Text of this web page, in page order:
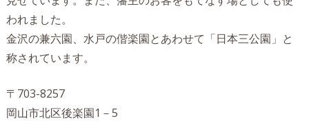
われました。
金沢の兼六園、水戸の偕楽園とあわせて「日本三公園」と
称されています。
〒703-8257
岡山市北区後楽園1－5